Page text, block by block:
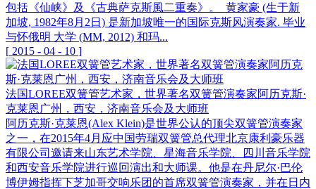
包括《仙峡》及《古典萨克斯風二重奏》。 黄家豪 (生于新
加坡, 1982年8月2日) 是新加坡唯一的国际克斯风演奏家. 毕业
与怀俄明 大学 (MM, 2012) 和玛...
[ 2015 - 04 - 10 ]
法国LOREE双簧管艺术家，世界著名双簧管演奏家阿历克斯·
克莱恩广州，西安，济南音乐会及大师班
阿历克斯·克莱恩(Alex Klein)是世界公认的顶尖双簧管演奏家
之一，在2015年4月应中国劳瑞双簧管总代理北京康利豪乐器
有限公司邀请来山东艺术学院、星海音乐学院、四川音乐学院
和西安音乐学院进行巡回演出和大师课。他是在丹尼尔·巴伦
博伊姆指挥下芝加哥交响乐团的首席双簧管演奏家，并在日内